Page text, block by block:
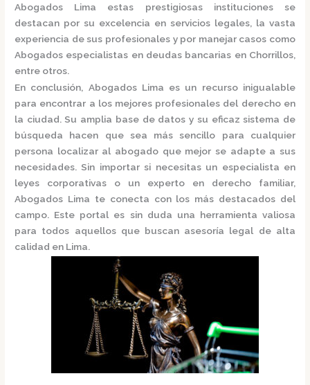
Abogados Lima estas prestigiosas instituciones se
destacan por su excelencia en servicios legales, la vasta
experiencia de sus profesionales y por manejar casos como
Abogados especialistas en deudas bancarias en Chorrillos,
entre otros.
En conclusión, Abogados Lima es un recurso inigualable
para encontrar a los mejores profesionales del derecho en
la ciudad. Su amplia base de datos y su eficaz sistema de
búsqueda hacen que sea más sencillo para cualquier
persona localizar al abogado que mejor se adapte a sus
necesidades. Sin importar si necesitas un especialista en
leyes corporativas o un experto en derecho familiar,
Abogados Lima te conecta con los más destacados del
campo. Este portal es sin duda una herramienta valiosa
para todos aquellos que buscan asesoría legal de alta
calidad en Lima.